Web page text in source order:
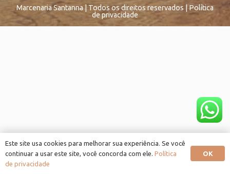
Marcenaria Santanna | Todos os direitos reservados | Política
de privacidade
Este site usa cookies para melhorar sua experiência. Se você
continuar a usar este site, você concorda com ele. Política
de privacidade
OK